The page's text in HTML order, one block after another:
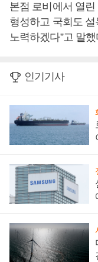
본점 로비에서 열
형성하고 국회도
노력하겠다”고 말
인기기사